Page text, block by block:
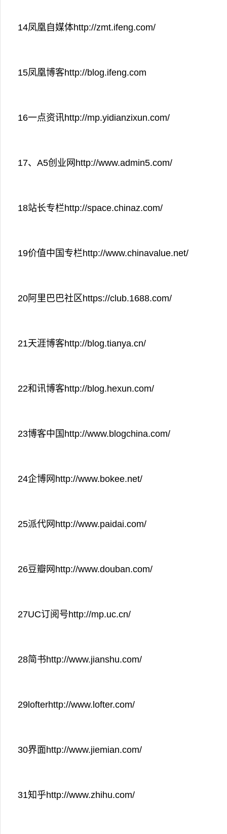
14凤凰自媒体http://zmt.ifeng.com/
15凤凰博客http://blog.ifeng.com
16一点资讯http://mp.yidianzixun.com/
17、A5创业网http://www.admin5.com/
18站长专栏http://space.chinaz.com/
19价值中国专栏http://www.chinavalue.net/
20阿里巴巴社区https://club.1688.com/
21天涯博客http://blog.tianya.cn/
22和讯博客http://blog.hexun.com/
23博客中国http://www.blogchina.com/
24企博网http://www.bokee.net/
25派代网http://www.paidai.com/
26豆瓣网http://www.douban.com/
27UC订阅号http://mp.uc.cn/
28简书http://www.jianshu.com/
29lofterhttp://www.lofter.com/
30界面http://www.jiemian.com/
31知乎http://www.zhihu.com/